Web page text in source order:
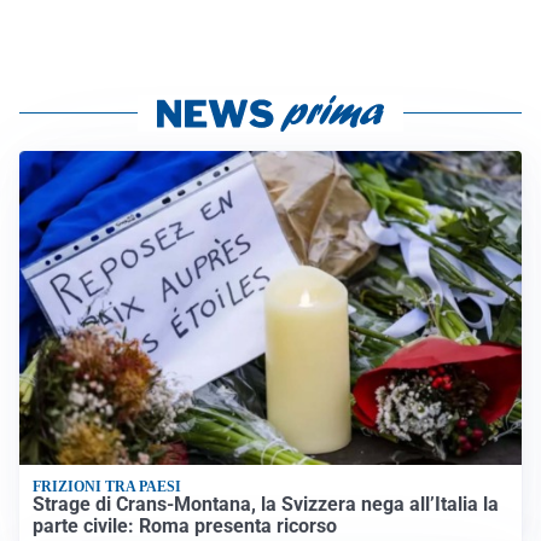
FRIZIONI TRA PAESI
Strage di Crans-Montana, la Svizzera nega all’Italia la
parte civile: Roma presenta ricorso